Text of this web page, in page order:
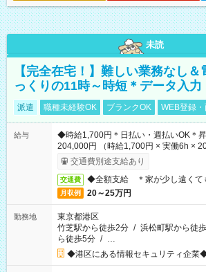
未読
【完全在宅！】難しい業務なし
っくりの11時～時短＊データ入力
派遣 職種未経験OK ブランクOK WEB登録
給与
◆時給1,700円＊日払い・週払いOK＊
204,000円 （時給1,700円 × 実働6h × 20
交通費別途支給あり
交通費 ◆全額支給 ＊家が少し遠くて
月収例 20～25万円
勤務地
東京都港区
竹芝駅から徒歩2分 / 浜松町駅から徒
ら徒歩5分 / …
◆港区にある情報セキュリティ企業◆